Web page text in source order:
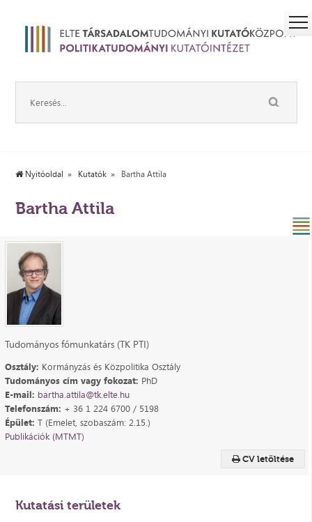
Nyitóoldal Kutatók Bartha Attila
Bartha Attila
CV letöltése
Tudományos főmunkatárs (TK PTI)
Osztály: Kormányzás és Közpolitika Osztály
Tudományos cím vagy fokozat: PhD
E-mail: bartha.attila@tk.elte.hu
Telefonszám: + 36 1 224 6700 / 5198
Épület: T (Emelet, szobaszám: 2.15.)
Publikációk (MTMT)
Kutatási területek